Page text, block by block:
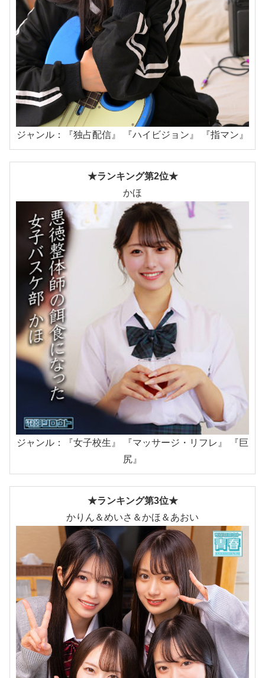
ジャンル：『独占配信』 『ハイビジョン』 『指マン』
★ランキング第2位★
かほ
ジャンル：『女子校生』 『マッサージ・リフレ』 『巨
尻』
★ランキング第3位★
かりん＆めいさ＆かほ＆あおい